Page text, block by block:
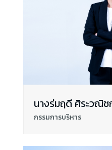
นางร่มฤดี ศิระวณิช
กรรมการบริหาร